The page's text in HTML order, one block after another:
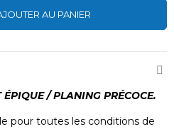
AU PANIER
/ PLANING PRÉCOCE.
pour toutes les conditions de